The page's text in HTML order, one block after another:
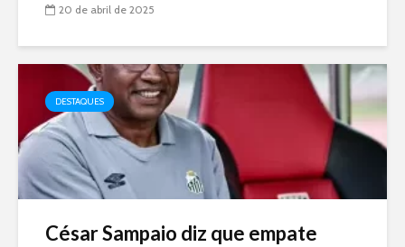
20 de abril de 2025
DESTAQUES
César Sampaio diz que empate